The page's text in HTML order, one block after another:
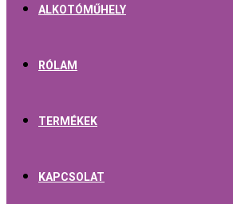
ALKOTÓMŰHELY
RÓLAM
TERMÉKEK
KAPCSOLAT